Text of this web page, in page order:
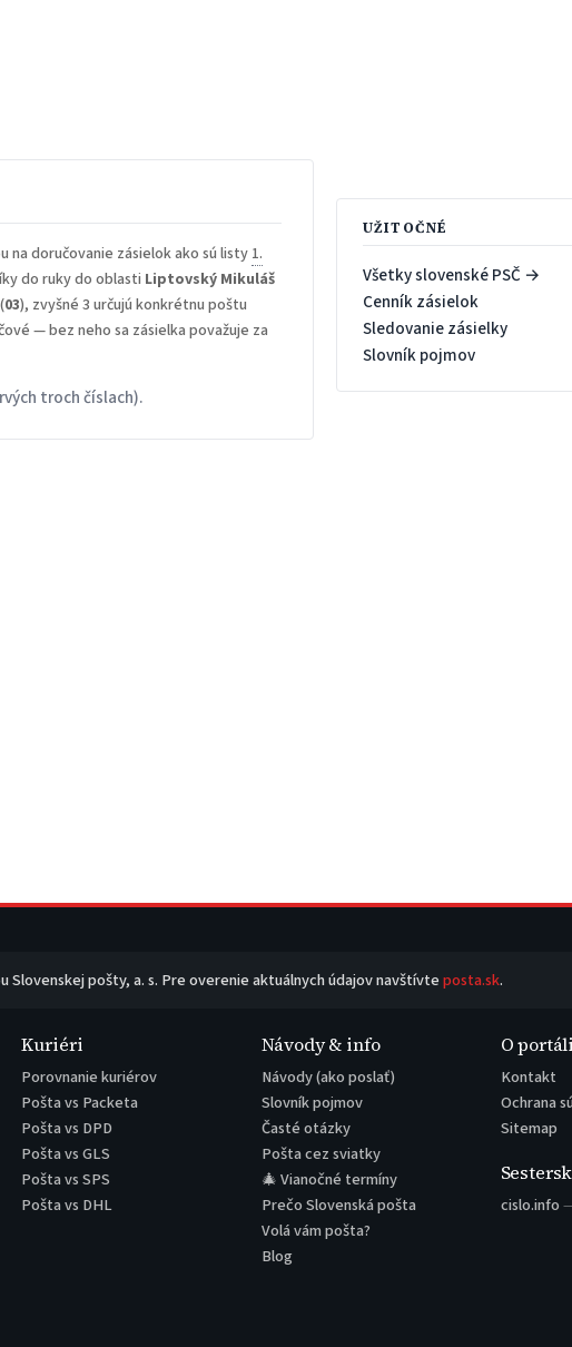
na doručovanie zásielok ako sú listy 1.
do ruky do oblasti Liptovský Mikuláš
03), zvyšné 3 určujú konkrétnu poštu
— bez neho sa zásielka považuje za
troch číslach).
UŽITOČNÉ
Všetky slovenské PSČ →
Cenník zásielok
Sledovanie zásielky
Slovník pojmov
pošty, a. s. Pre overenie aktuálnych údajov navštívteposta.sk.
Kuriéri
Porovnanie kuriérov
Pošta vs Packeta
Pošta vs DPD
Pošta vs GLS
Pošta vs SPS
Pošta vs DHL
Návody & info
Návody (ako poslať)
Slovník pojmov
Časté otázky
Pošta cez sviatky
🎄 Vianočné termíny
Prečo Slovenská pošta
Volá vám pošta?
Blog
O portáli
Kontakt
Ochrana
Sitemap
cislo.info